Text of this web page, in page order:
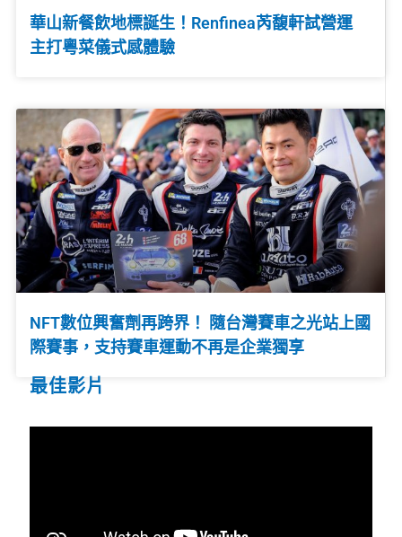
華山新餐飲地標誕生！Renfinea芮馥軒試營運
主打粵菜儀式感體驗
NFT數位興奮劑再跨界！ 隨台灣賽車之光站上國
際賽事，支持賽車運動不再是企業獨享
最佳影片